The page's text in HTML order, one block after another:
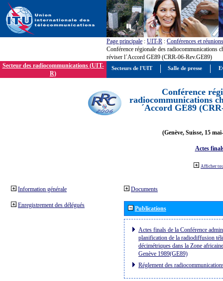
Page principale : UIT-R : Conférences et réunions
Conférence régionale des radiocommunications
réviser l´Accord GE89 (CRR-06-Rev.GE89)
Secteur des radiocommunications (UIT-
R)
Conférence
radiocommunications
´Accord GE89
(Genève, Suisse, 15
Actes
Afficher
Information générale
Enregistrement des délégués
Documents
Publications
Actes finals de la Conférence
planification de la radiodiffusion
décimétriques dans la Zone
Genève 1989(GE89)
Réglement des
Secteurs de l'UIT Salle de presse